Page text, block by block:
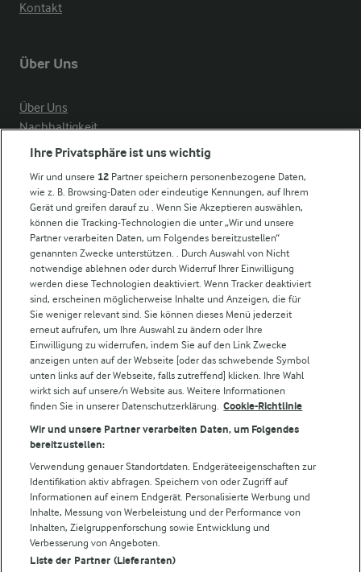
Kontakt
Über Uns
Über Uns
Nachhaltigkeit
Compliance
Arla in anderen Ländern
Weitere Arla Websites
Castello
Lurpak
Arla Pro
Für unsere Landwirt:innen
Folge uns!
Ihre Privatsphäre ist uns wichtig
Wir und unsere 12 Partner speichern personenbezogene Daten,
wie z. B. Browsing-Daten oder eindeutige Kennungen, auf Ihrem
Gerät und greifen darauf zu . Wenn Sie Akzeptieren auswählen,
können die Tracking-Technologien die unter „Wir und unsere
Partner verarbeiten Daten, um Folgendes bereitzustellen“
genannten Zwecke unterstützen. . Durch Auswahl von Nicht
notwendige ablehnen oder durch Widerruf Ihrer Einwilligung
werden diese Technologien deaktiviert. Wenn Tracker deaktiviert
sind, erscheinen möglicherweise Inhalte und Anzeigen, die für
Sie weniger relevant sind. Sie können dieses Menü jederzeit
erneut aufrufen, um Ihre Auswahl zu ändern oder Ihre
Einwilligung zu widerrufen, indem Sie auf den Link Zwecke
anzeigen unten auf der Webseite [oder das schwebende Symbol
unten links auf der Webseite, falls zutreffend] klicken. Ihre Wahl
wirkt sich auf unsere/n Website aus. Weitere Informationen
finden Sie in unserer Datenschutzerklärung. Cookie-Richtlinie
Wir und unsere Partner verarbeiten Daten, um Folgendes
bereitzustellen:
Verwendung genauer Standortdaten. Endgeräteeigenschaften zur
Identifikation aktiv abfragen. Speichern von oder Zugriff auf
Informationen auf einem Endgerät. Personalisierte Werbung und
Inhalte, Messung von Werbeleistung und der Performance von
Inhalten, Zielgruppenforschung sowie Entwicklung und
Verbesserung von Angeboten.
Liste der Partner (Lieferanten)